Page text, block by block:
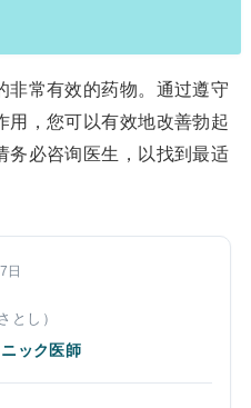
非常有效的药物。通过遵守
用，您可以有效地改善勃起
务必咨询医生，以找到最适
日
とし）
ック医師